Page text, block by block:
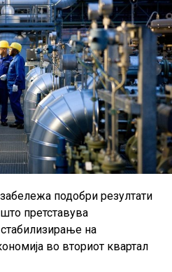
подобри резултати
претставува
на
во вториот квартал